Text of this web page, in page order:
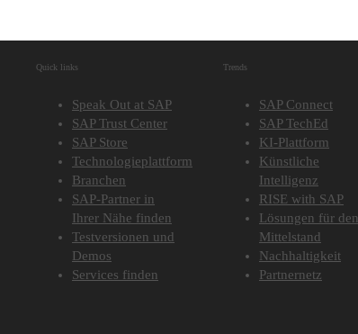
Quick links
Speak Out at SAP
SAP Trust Center
SAP Store
Technologieplattform
Branchen
SAP-Partner in
Ihrer Nähe finden
Testversionen und
Demos
Services finden
Trends
SAP Connect
SAP TechEd
KI-Plattform
Künstliche
Intelligenz
RISE with SAP
Lösungen für den
Mittelstand
Nachhaltigkeit
Partnernetz